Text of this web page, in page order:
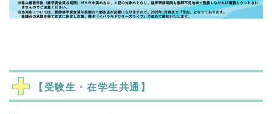
【受験生・在学生共通】